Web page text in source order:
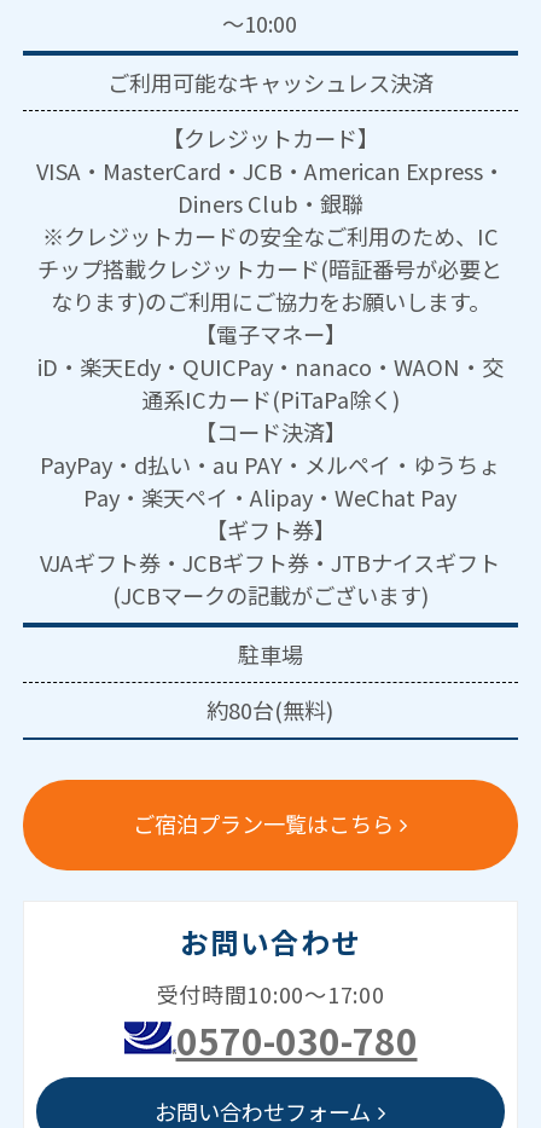
～10:00
ご利用可能なキャッシュレス決済
【クレジットカード】
VISA・MasterCard・JCB・American Express・
Diners Club・銀聯
※クレジットカードの安全なご利用のため、IC
チップ搭載クレジットカード(暗証番号が必要と
なります)のご利用にご協力をお願いします。
【電子マネー】
iD・楽天Edy・QUICPay・nanaco・WAON・交
通系ICカード(PiTaPa除く)
【コード決済】
PayPay・d払い・au PAY・メルペイ・ゆうちょ
Pay・楽天ペイ・Alipay・WeChat Pay
【ギフト券】
VJAギフト券・JCBギフト券・JTBナイスギフト
(JCBマークの記載がございます)
駐車場
約80台(無料)
ご宿泊プラン一覧はこちら
お問い合わせ
受付時間10:00～17:00
0570-030-780
お問い合わせフォーム